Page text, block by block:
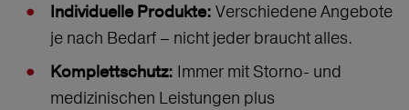
Individuelle Produkte: Verschiedene Angebote
je nach Bedarf – nicht jeder braucht alles.
Komplettschutz: Immer mit Storno‑ und
medizinischen Leistungen plus